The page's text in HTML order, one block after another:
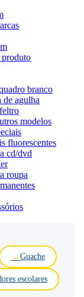
branco
de agulha
modelos
fluorescentes
cd/dvd
roupa
Guache
escolares